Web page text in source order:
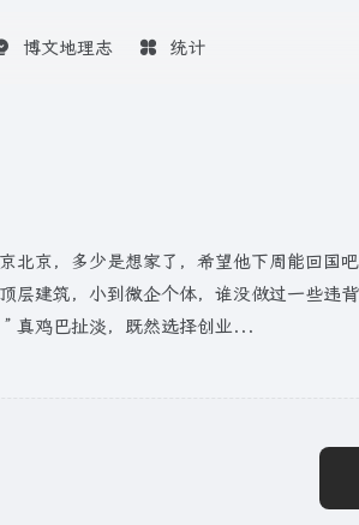
博文地理志 统计
北京，多少是想家了，希望他下周能回
层建筑，小到微企个体，谁没做过一些
真鸡巴扯淡，既然选择创业...